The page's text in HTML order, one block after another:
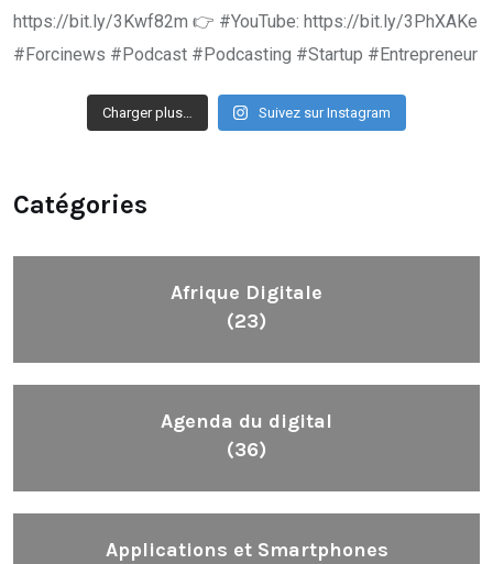
Charger plus… Suivez sur Instagram
Catégories
Afrique Digitale
(23)
Agenda du digital
(36)
Applications et Smartphones